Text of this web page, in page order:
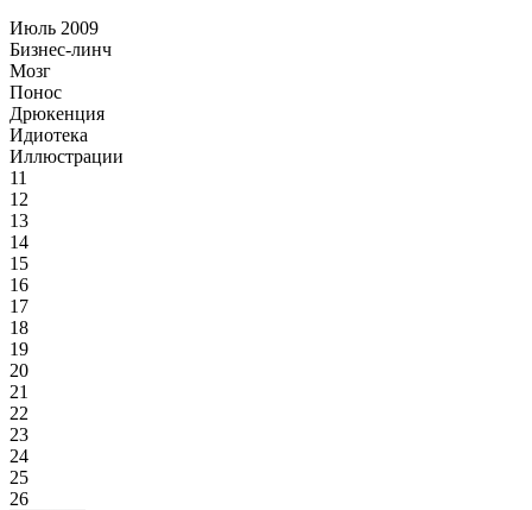
Июль 2009
Бизнес-линч
Мозг
Понос
Дрюкенция
Идиотека
Иллюстрации
11
12
13
14
15
16
17
18
19
20
21
22
23
24
25
26